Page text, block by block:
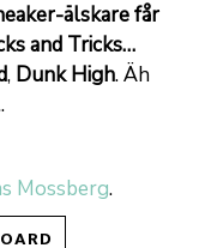
älskare får
and Tricks…
, Dunk High. Äh
Mossberg.